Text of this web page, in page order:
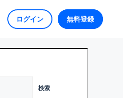
ログイン 無料登録
検索